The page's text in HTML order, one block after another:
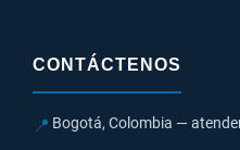
CONTÁCTENOS
📍 Bogotá, Colombia —